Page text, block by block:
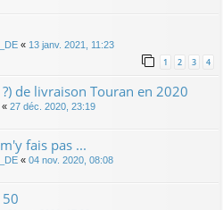
« 13 janv. 2021, 11:23
1 2 3 4
de livraison Touran en 2020
« 27 déc. 2020, 23:19
fais pas ...
« 04 nov. 2020, 08:08